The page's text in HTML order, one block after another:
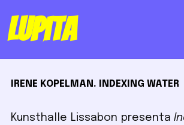
Lupita
IRENE KOPELMAN. INDEXING WATER
Kunsthalle Lissabon presenta